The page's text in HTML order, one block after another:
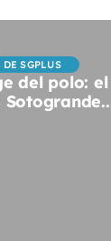
SGPLUS
del polo: